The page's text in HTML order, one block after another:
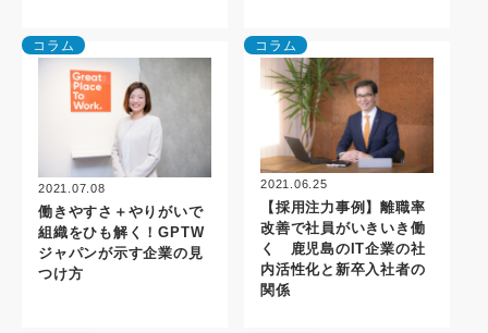
コラム
2021.07.08
働きやすさ＋やりがいで
組織をひも解く！GPTW
ジャパンが示す企業の見
つけ方
コラム
2021.06.25
【採用注力事例】離職率
改善で社員がいきいき働
く 鹿児島のIT企業の社
内活性化と新卒入社者の
関係